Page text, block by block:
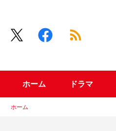
ホーム ドラマ
ホーム